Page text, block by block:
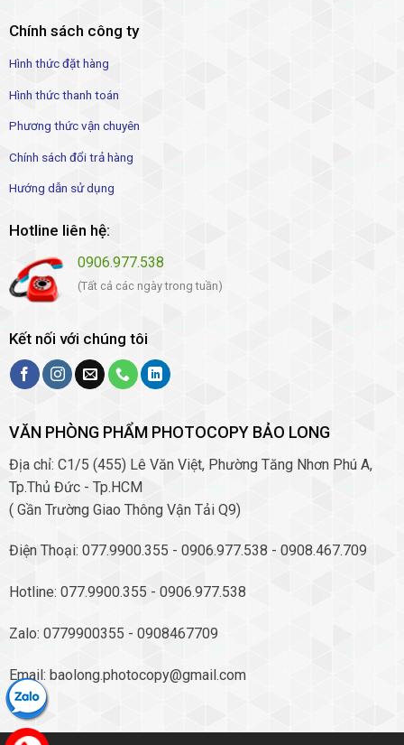
Chính sách công ty
Hình thức đặt hàng
Hình thức thanh toán
Phương thức vận chuyên
Chính sách đổi trả hàng
Hướng dẫn sử dụng
Hotline liên hệ:
0906.977.538
(Tất cả các ngày trong tuần)
Kết nối với chúng tôi
VĂN PHÒNG PHẨM PHOTOCOPY BẢO LONG
Địa chỉ: C1/5 (455) Lê Văn Việt, Phường Tăng Nhơn Phú A,
Tp.Thủ Đức - Tp.HCM
( Gần Trường Giao Thông Vận Tải Q9)
Điện Thoại: 077.9900.355 - 0906.977.538 - 0908.467.709
Hotline: 077.9900.355 - 0906.977.538
Zalo: 0779900355 - 0908467709
Email: baolong.photocopy@gmail.com